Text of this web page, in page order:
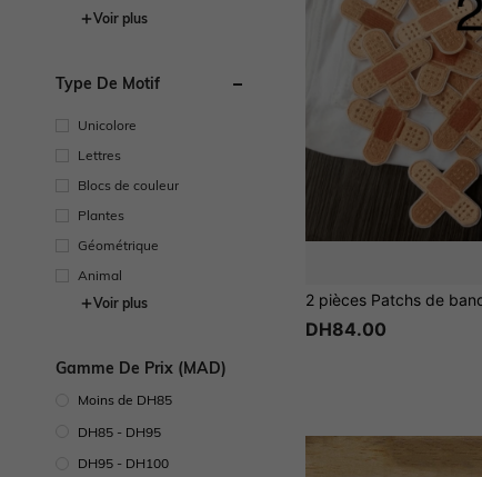
Voir plus
Type De Motif
Unicolore
Lettres
Blocs de couleur
Plantes
Géométrique
Animal
Voir plus
Gamme De Prix (MAD)
Moins de DH85
DH85 - DH95
DH95 - DH100
DH84.00